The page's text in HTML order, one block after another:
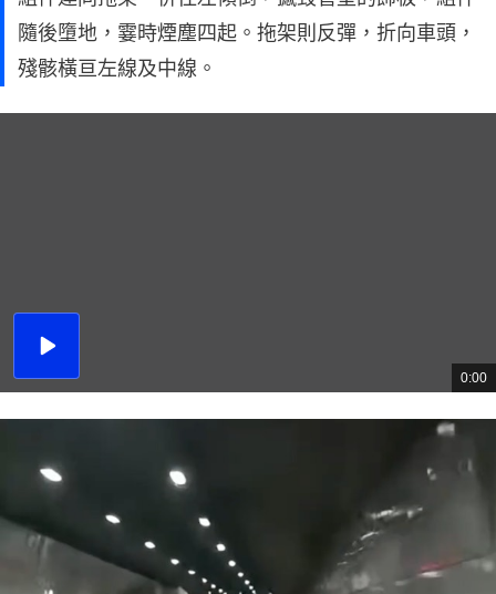
隨後墮地，霎時煙塵四起。拖架則反彈，折向車頭，
殘骸橫亘左線及中線。
播
總
共
0:00